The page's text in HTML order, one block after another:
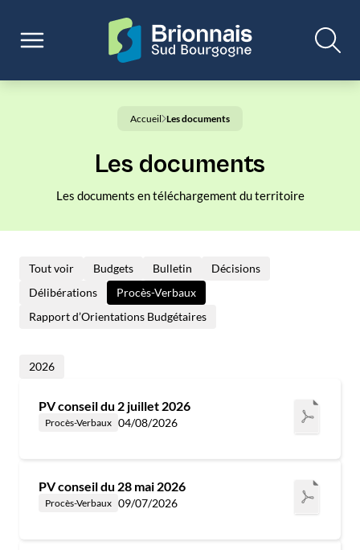
Accueil Les documents
Les documents
Les documents en téléchargement du territoire
Tout voir Budgets Bulletin
Décisions
Délibérations
Procès-Verbaux
Rapport d’Orientations Budgétaires
2026
PV conseil du 2 juillet 2026
Procès-Verbaux 04/08/2026
PV conseil du 28 mai 2026
Procès-Verbaux 09/07/2026